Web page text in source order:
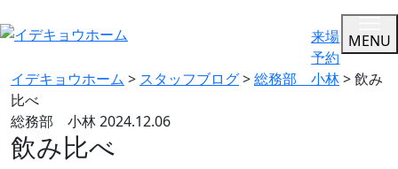
来場
予約
MENU
イデキョウホーム > スタッフブログ>総務部 小林>飲み
比べ
総務部 小林2024.12.06
飲み比べ